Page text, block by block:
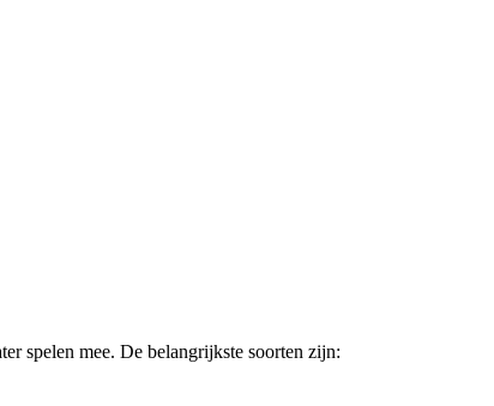
spelen mee. De belangrijkste soorten zijn: